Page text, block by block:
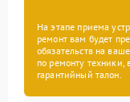
На этапе приема
ремонт вам будет
обязательств на
по ремонту техники,
гарантийный талон.